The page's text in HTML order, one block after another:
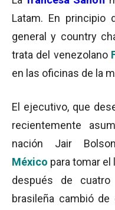
Latam. En principio
general y country
trata del venezolano
en las oficinas de la
El ejecutivo, que
recientemente
nación Jair
México para tomar el
después de
brasileña cambió de